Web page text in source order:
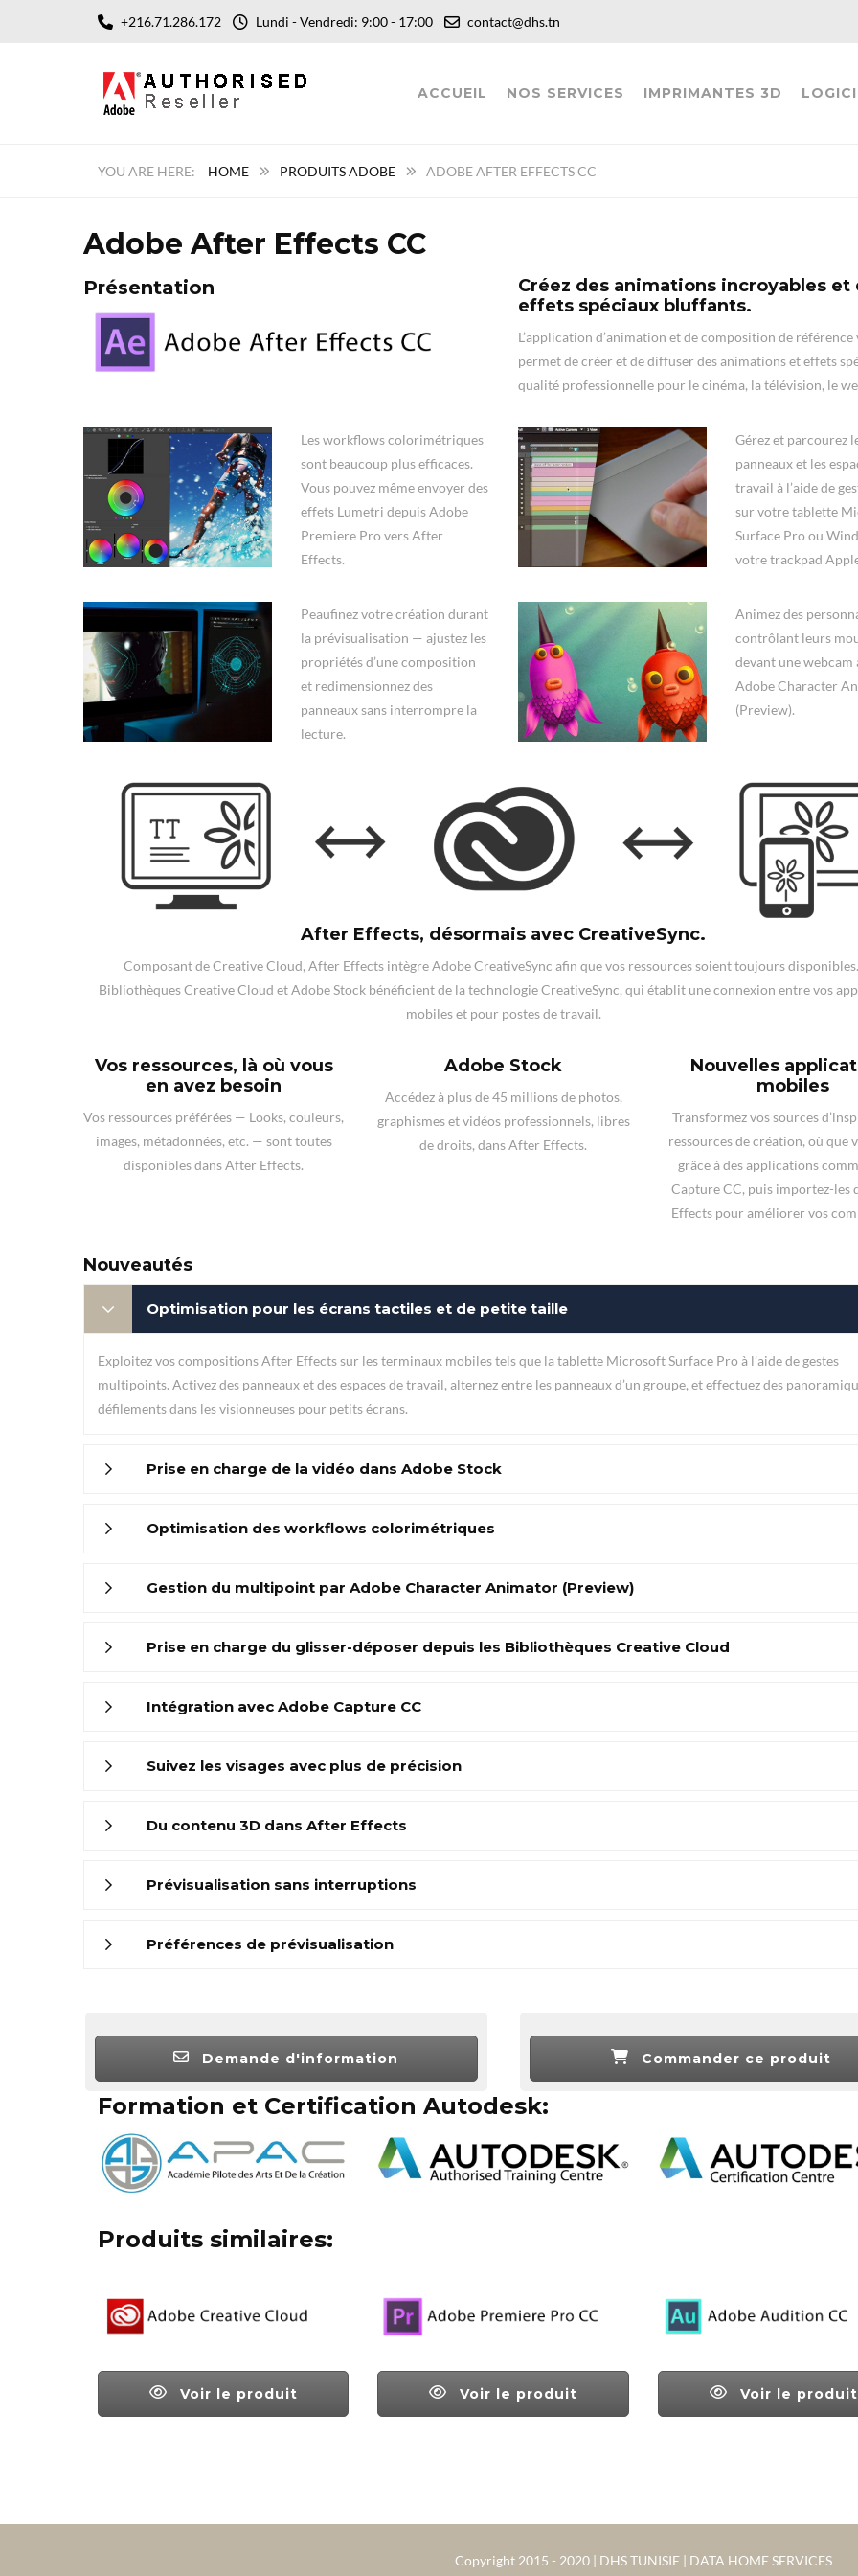
+216.71.286.172 Lundi - Vendredi: 9:00 - 17:00 contact@dhs.tn
ACCUEIL NOS SERVICES IMPRIMANTES 3D
HOME PRODUITS ADOBE ADOBE AFTER EFFECTS CC
Adobe After Effects CC
Présentation
Créez des animations incroyables et
effets spéciaux bluffants.
L’application d’animation et de composition de référence
permet de créer et de diffuser des animations et effets
qualité professionnelle pour le cinéma, la télévision, le
Les workflows colorimétriques
sont beaucoup plus efficaces.
Vous pouvez même envoyer des
effets Lumetri depuis Adobe
Premiere Pro vers After
Effects.
Gérez et parcourez
panneaux et les
travail à l’aide de
sur votre tablette
Surface Pro ou
votre trackpad
Peaufinez votre création durant
la prévisualisation — ajustez les
propriétés d’une composition
et redimensionnez des
panneaux sans interrompre la
lecture.
Animez des
contrôlant leurs
devant une webcam
Adobe Character
(Preview).
After Effects, désormais avec CreativeSync.
Composant de Creative Cloud, After Effects intègre Adobe CreativeSync afin que vos ressources soient toujours
Bibliothèques Creative Cloud et Adobe Stock bénéficient de la technologie CreativeSync, qui établit une connexion entre vos
mobiles et pour postes de travail.
Vos ressources, là où vous
en avez besoin
Vos ressources préférées — Looks, couleurs,
images, métadonnées, etc. — sont toutes
disponibles dans After Effects.
Adobe Stock
Accédez à plus de 45 millions de photos,
graphismes et vidéos professionnels, libres
de droits, dans After Effects.
Nouvelles
mobiles
Transformez vos sources
ressources de création, où que
grâce à des applications
Capture CC, puis importez-les
Effects pour améliorer vos
Nouveautés
Optimisation pour les écrans tactiles et de petite taille
Exploitez vos compositions After Effects sur les terminaux mobiles tels que la tablette Microsoft Surface Pro à l’aide de gestes
multipoints. Activez des panneaux et des espaces de travail, alternez entre les panneaux d’un groupe, et effectuez des
défilements dans les visionneuses pour petits écrans.
Prise en charge de la vidéo dans Adobe Stock
Optimisation des workflows colorimétriques
Gestion du multipoint par Adobe Character Animator (Preview)
Prise en charge du glisser-déposer depuis les Bibliothèques Creative Cloud
Intégration avec Adobe Capture CC
Suivez les visages avec plus de précision
Du contenu 3D dans After Effects
Prévisualisation sans interruptions
Préférences de prévisualisation
Demande d'information Commander ce produit
Formation et Certification Autodesk:
Produits similaires:
Voir le produit Voir le produit Voir le produit
Copyright 2015 - 2020 | DHS TUNISIE | DATA HOME SERVICES